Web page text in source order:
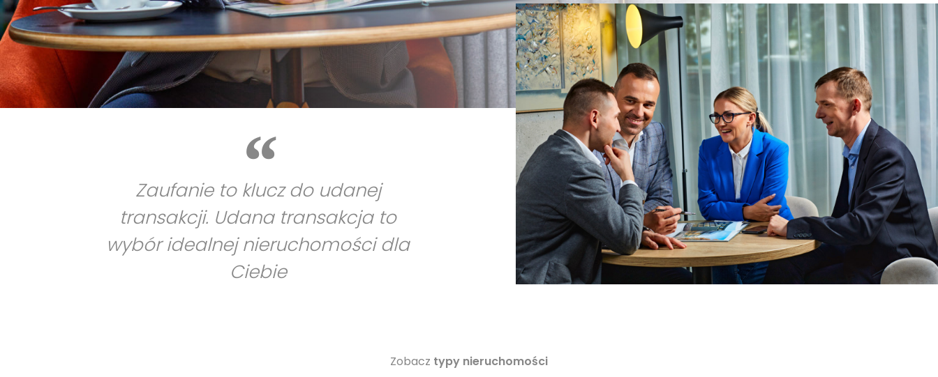
Zaufanie to klucz do udanej
transakcji. Udana transakcja to
wybór idealnej nieruchomości dla
Ciebie
Zobacz typy nieruchomości